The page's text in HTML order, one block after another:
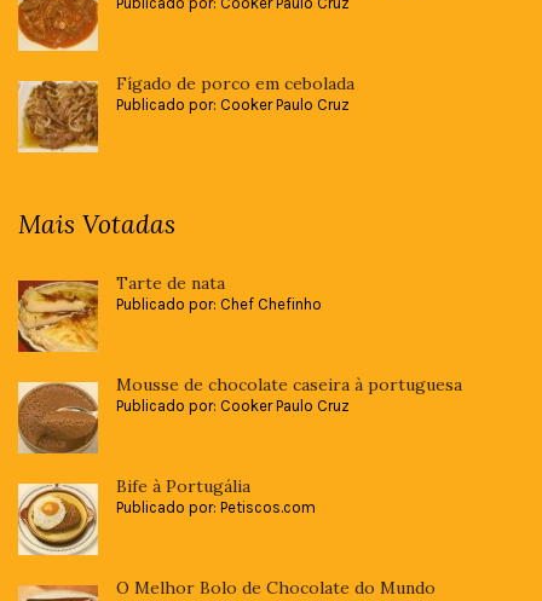
Fígado de porco em cebolada
Publicado por: Cooker Paulo Cruz
Mais Votadas
Tarte de nata
Publicado por: Chef Chefinho
Mousse de chocolate caseira à portuguesa
Publicado por: Cooker Paulo Cruz
Bife à Portugália
Publicado por: Petiscos.com
O Melhor Bolo de Chocolate do Mundo